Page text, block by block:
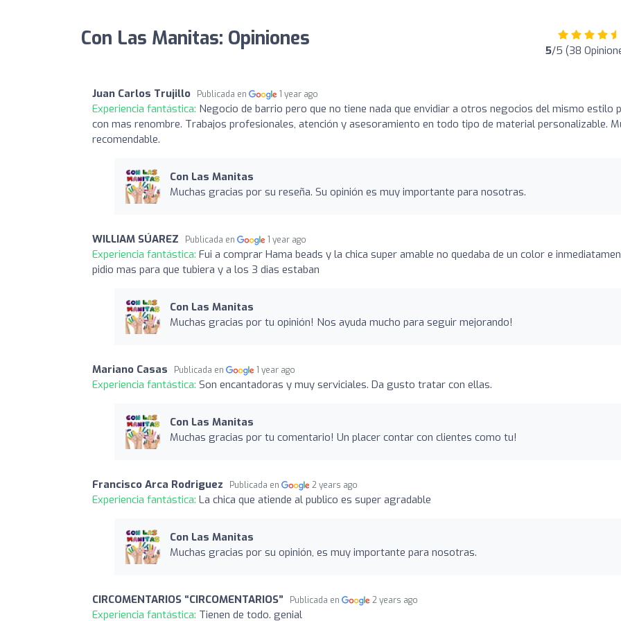
Con Las Manitas: Opiniones 5/5 (38
Juan Carlos Trujillo Publicada en 1 year ago
Experiencia fantástica: Negocio de barrio pero que no tiene nada que envidiar a otros negocios del mismo estilo
con mas renombre. Trabajos profesionales, atención y asesoramiento en todo tipo de material personalizable.
recomendable.
Con Las Manitas
Muchas gracias por su reseña. Su opinión es muy importante para nosotras.
WILLIAM SÚAREZ Publicada en 1 year ago
Experiencia fantástica: Fui a comprar Hama beads y la chica super amable no quedaba de un color e
pidio mas para que tubiera y a los 3 dias estaban
Con Las Manitas
Muchas gracias por tu opinión! Nos ayuda mucho para seguir mejorando!
Mariano Casas Publicada en 1 year ago
Experiencia fantástica: Son encantadoras y muy serviciales. Da gusto tratar con ellas.
Con Las Manitas
Muchas gracias por tu comentario! Un placer contar con clientes como tu!
Francisco Arca Rodriguez Publicada en 2 years ago
Experiencia fantástica: La chica que atiende al publico es super agradable
Con Las Manitas
Muchas gracias por su opinión, es muy importante para nosotras.
CIRCOMENTARIOS “CIRCOMENTARIOS” Publicada en 2 years ago
Experiencia fantástica: Tienen de todo. genial